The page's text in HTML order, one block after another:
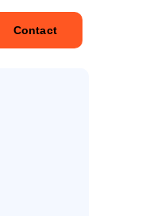
Contact